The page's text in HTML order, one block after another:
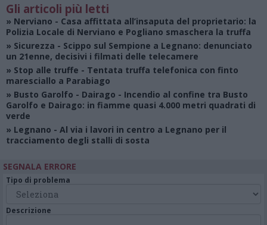
Gli articoli più letti
» Nerviano - Casa affittata all’insaputa del proprietario: la
Polizia Locale di Nerviano e Pogliano smaschera la truffa
» Sicurezza - Scippo sul Sempione a Legnano: denunciato
un 21enne, decisivi i filmati delle telecamere
» Stop alle truffe - Tentata truffa telefonica con finto
maresciallo a Parabiago
» Busto Garolfo - Dairago - Incendio al confine tra Busto
Garolfo e Dairago: in fiamme quasi 4.000 metri quadrati di
verde
» Legnano - Al via i lavori in centro a Legnano per il
tracciamento degli stalli di sosta
SEGNALA ERRORE
Tipo di problema
Descrizione